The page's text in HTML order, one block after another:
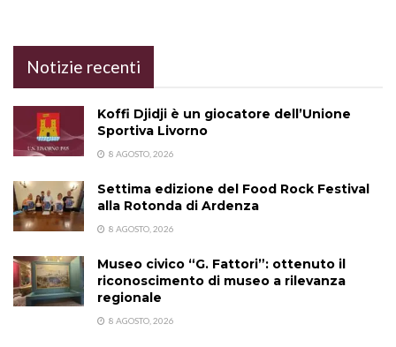
Notizie recenti
Koffi Djidji è un giocatore dell’Unione
Sportiva Livorno
8 AGOSTO, 2026
Settima edizione del Food Rock Festival
alla Rotonda di Ardenza
8 AGOSTO, 2026
Museo civico “G. Fattori”: ottenuto il
riconoscimento di museo a rilevanza
regionale
8 AGOSTO, 2026